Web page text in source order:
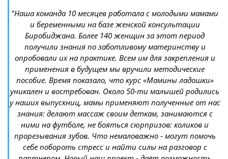
"Наша команда 10 месяцев работала с молодыми мамами
и беременными на базе женской консультации
Биробиджана. Более 140 женщин за этот период
получили знания по заботливому материнству и
опробовали их на практике. Всем им для закрепления и
применения в будущем мы вручили методические
пособие. Время показало, что курс «Мамины ладошки»
уникален и востребован. Около 50-ти малышей родились
у наших выпускниц, мамы применяют полученные от нас
знания: делают массаж своим деткам, занимаются с
ними на футболе, не бояться сюрпризов: коликов и
прорезывания зубов. Что немаловажно - могут помочь
себе побороть стресс и найти силы на разговор с